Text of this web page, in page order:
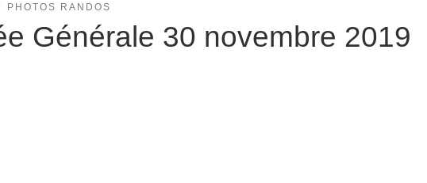
PHOTOS RANDOS
Générale 30 novembre 2019